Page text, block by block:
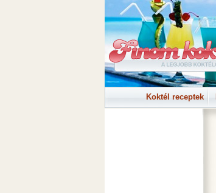
Koktél receptek